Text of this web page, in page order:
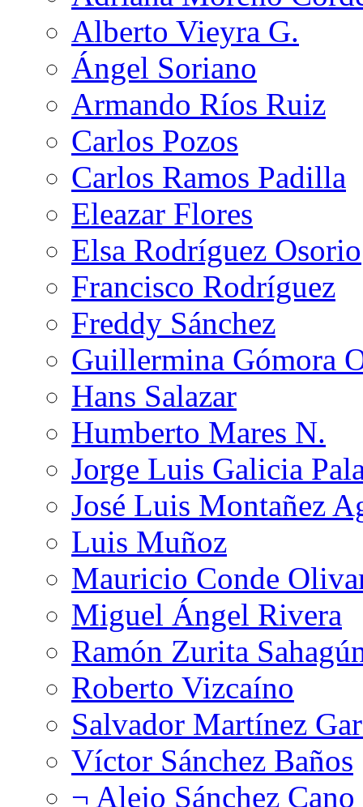
Alberto Vieyra G.
Ángel Soriano
Armando Ríos Ruiz
Carlos Pozos
Carlos Ramos Padilla
Eleazar Flores
Elsa Rodríguez Osorio
Francisco Rodríguez
Freddy Sánchez
Guillermina Gómora
Hans Salazar
Humberto Mares N.
Jorge Luis Galicia
José Luis Montañez
Luis Muñoz
Mauricio Conde
Miguel Ángel Rivera
Ramón Zurita
Roberto Vizcaíno
Salvador Martínez
Víctor Sánchez Baños
¬ Alejo Sánchez Cano